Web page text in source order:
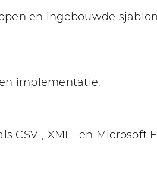
en ingebouwde
implementatie.
CSV-, XML- en Microsoft